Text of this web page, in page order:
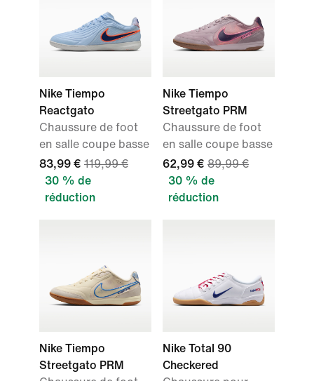
Nike Tiempo
Reactgato
Chaussure de foot
en salle coupe basse
83,99 € 119,99 €
30 % de
réduction
Nike Tiempo
Streetgato PRM
Chaussure de foot
en salle coupe basse
62,99 € 89,99 €
30 % de
réduction
Nike Tiempo
Streetgato PRM
Nike Total 90
Checkered